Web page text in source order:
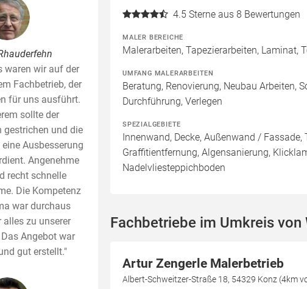
waren wir auf der
Fachbetrieb, der
für uns ausführt.
sollte der
gestrichen und die
Ausbesserung
Angenehme
recht schnelle
Die Kompetenz
war durchaus
alles zu unserer
Angebot war
gut erstellt."
4.5 Sterne aus 8 Bewertungen
MALER BEREICHE
Malerarbeiten, Tapezierarbeiten, Laminat,
UMFANG MALERARBEITEN
Beratung, Renovierung, Neubau Arbeiten,
Durchführung, Verlegen
SPEZIALGEBIETE
Innenwand, Decke, Außenwand /
Graffitientfernung, Algensanierung,
Nadelvliesteppichboden
Fachbetriebe im Umkreis von
Artur Zengerle Malerbetrieb
Albert-Schweitzer-Straße 18, 54329 Konz (4km